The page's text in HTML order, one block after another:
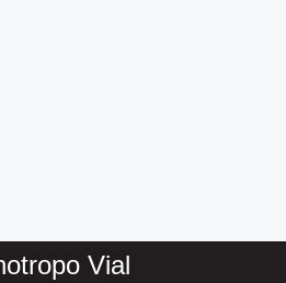
Vial